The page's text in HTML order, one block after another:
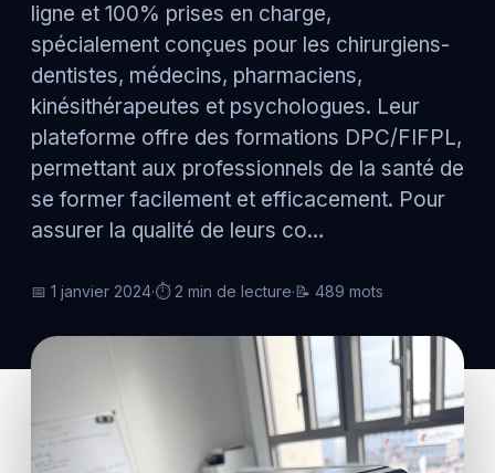
ligne et 100% prises en charge,
spécialement conçues pour les chirurgiens-
dentistes, médecins, pharmaciens,
kinésithérapeutes et psychologues. Leur
plateforme offre des formations DPC/FIFPL,
permettant aux professionnels de la santé de
se former facilement et efficacement. Pour
assurer la qualité de leurs co…
📅 1 janvier 2024·⏱ 2 min de lecture·📝 489 mots